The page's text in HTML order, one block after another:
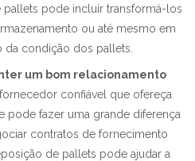
pode incluir transformá-los
ou até mesmo em
condição dos pallets.
um bom relacionamento
fornecedor confiável que ofereça
pode fazer uma grande diferença
contratos de fornecimento
de pallets pode ajudar a